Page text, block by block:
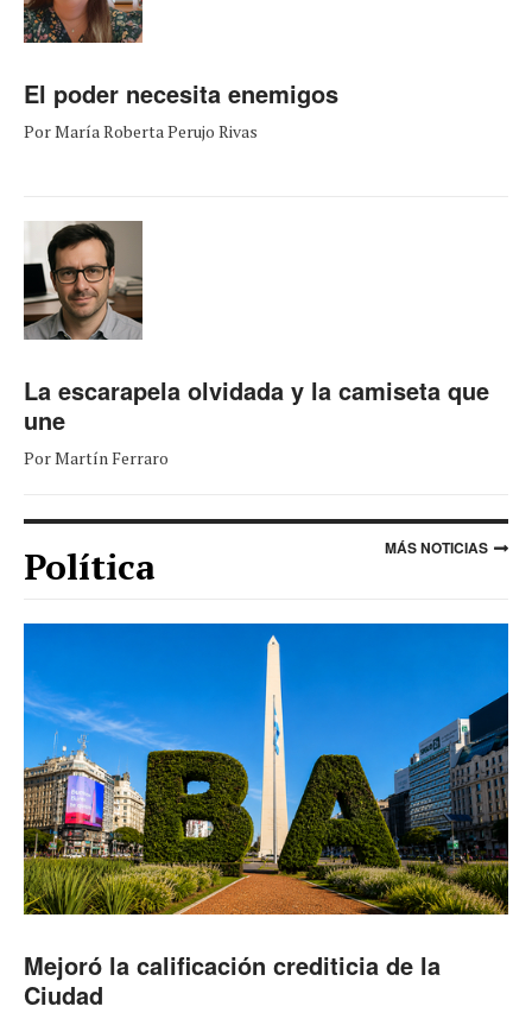
El poder necesita enemigos
Por María Roberta Perujo Rivas
La escarapela olvidada y la camiseta que
une
Por Martín Ferraro
Política MÁS NOTICIAS
Mejoró la calificación crediticia de la
Ciudad